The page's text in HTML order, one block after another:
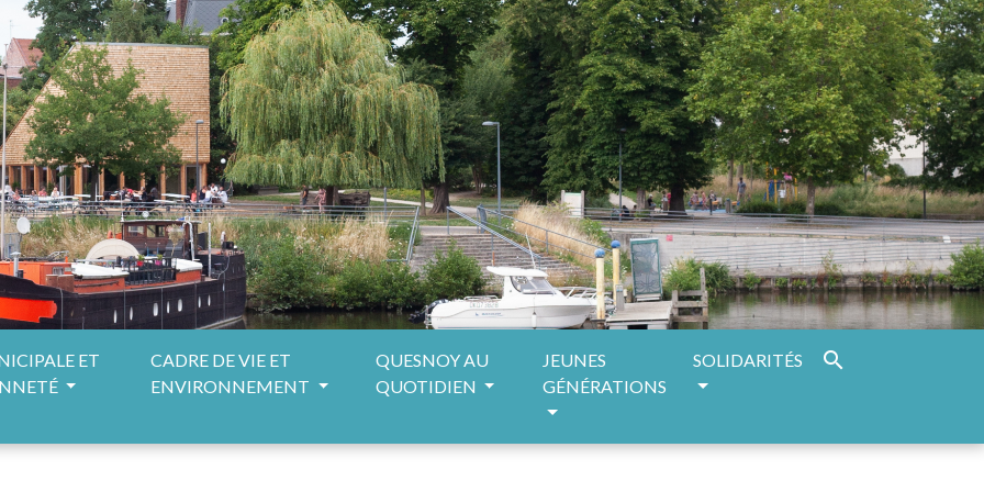
ET
CADRE DE VIE ET
ENVIRONNEMENT
QUESNOY AU
QUOTIDIEN
JEUNES
GÉNÉRATIONS
SOLIDARITÉS search